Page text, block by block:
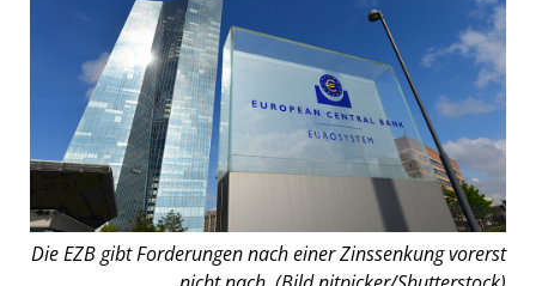
Die EZB gibt Forderungen nach einer Zinssenkung vorerst